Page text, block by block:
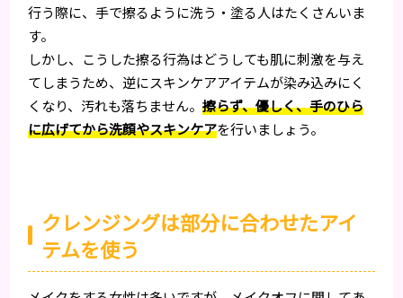
行う際に、手で擦るように洗う・塗る人はたくさんいま
す。
しかし、こうした擦る行為はどうしても肌に刺激を与え
てしまうため、逆にスキンケアアイテムが染み込みにく
くなり、汚れも落ちません。擦らず、優しく、手のひら
に広げてから洗顔やスキンケアを行いましょう。
クレンジングは部分に合わせたアイ
テムを使う